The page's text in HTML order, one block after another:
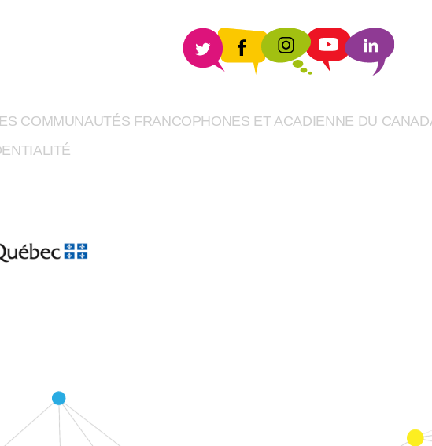
COMMUNAUTÉS FRANCOPHONES ET ACADIENNE DU